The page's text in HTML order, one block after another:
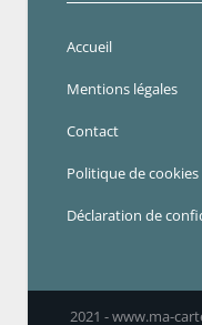
Accueil
Mentions légales
Contact
Politique de cookies
Déclaration de
2021 - www.ma-